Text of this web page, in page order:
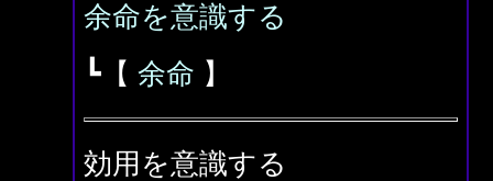
余命を意識する
┗【 余命 】
効用を意識する